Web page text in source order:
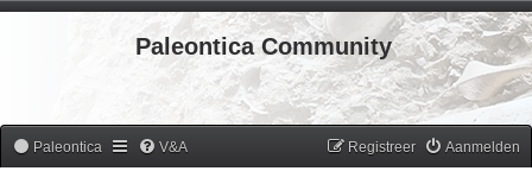
Paleontica Community
Paleontica V&A Aanmelden
Registreer